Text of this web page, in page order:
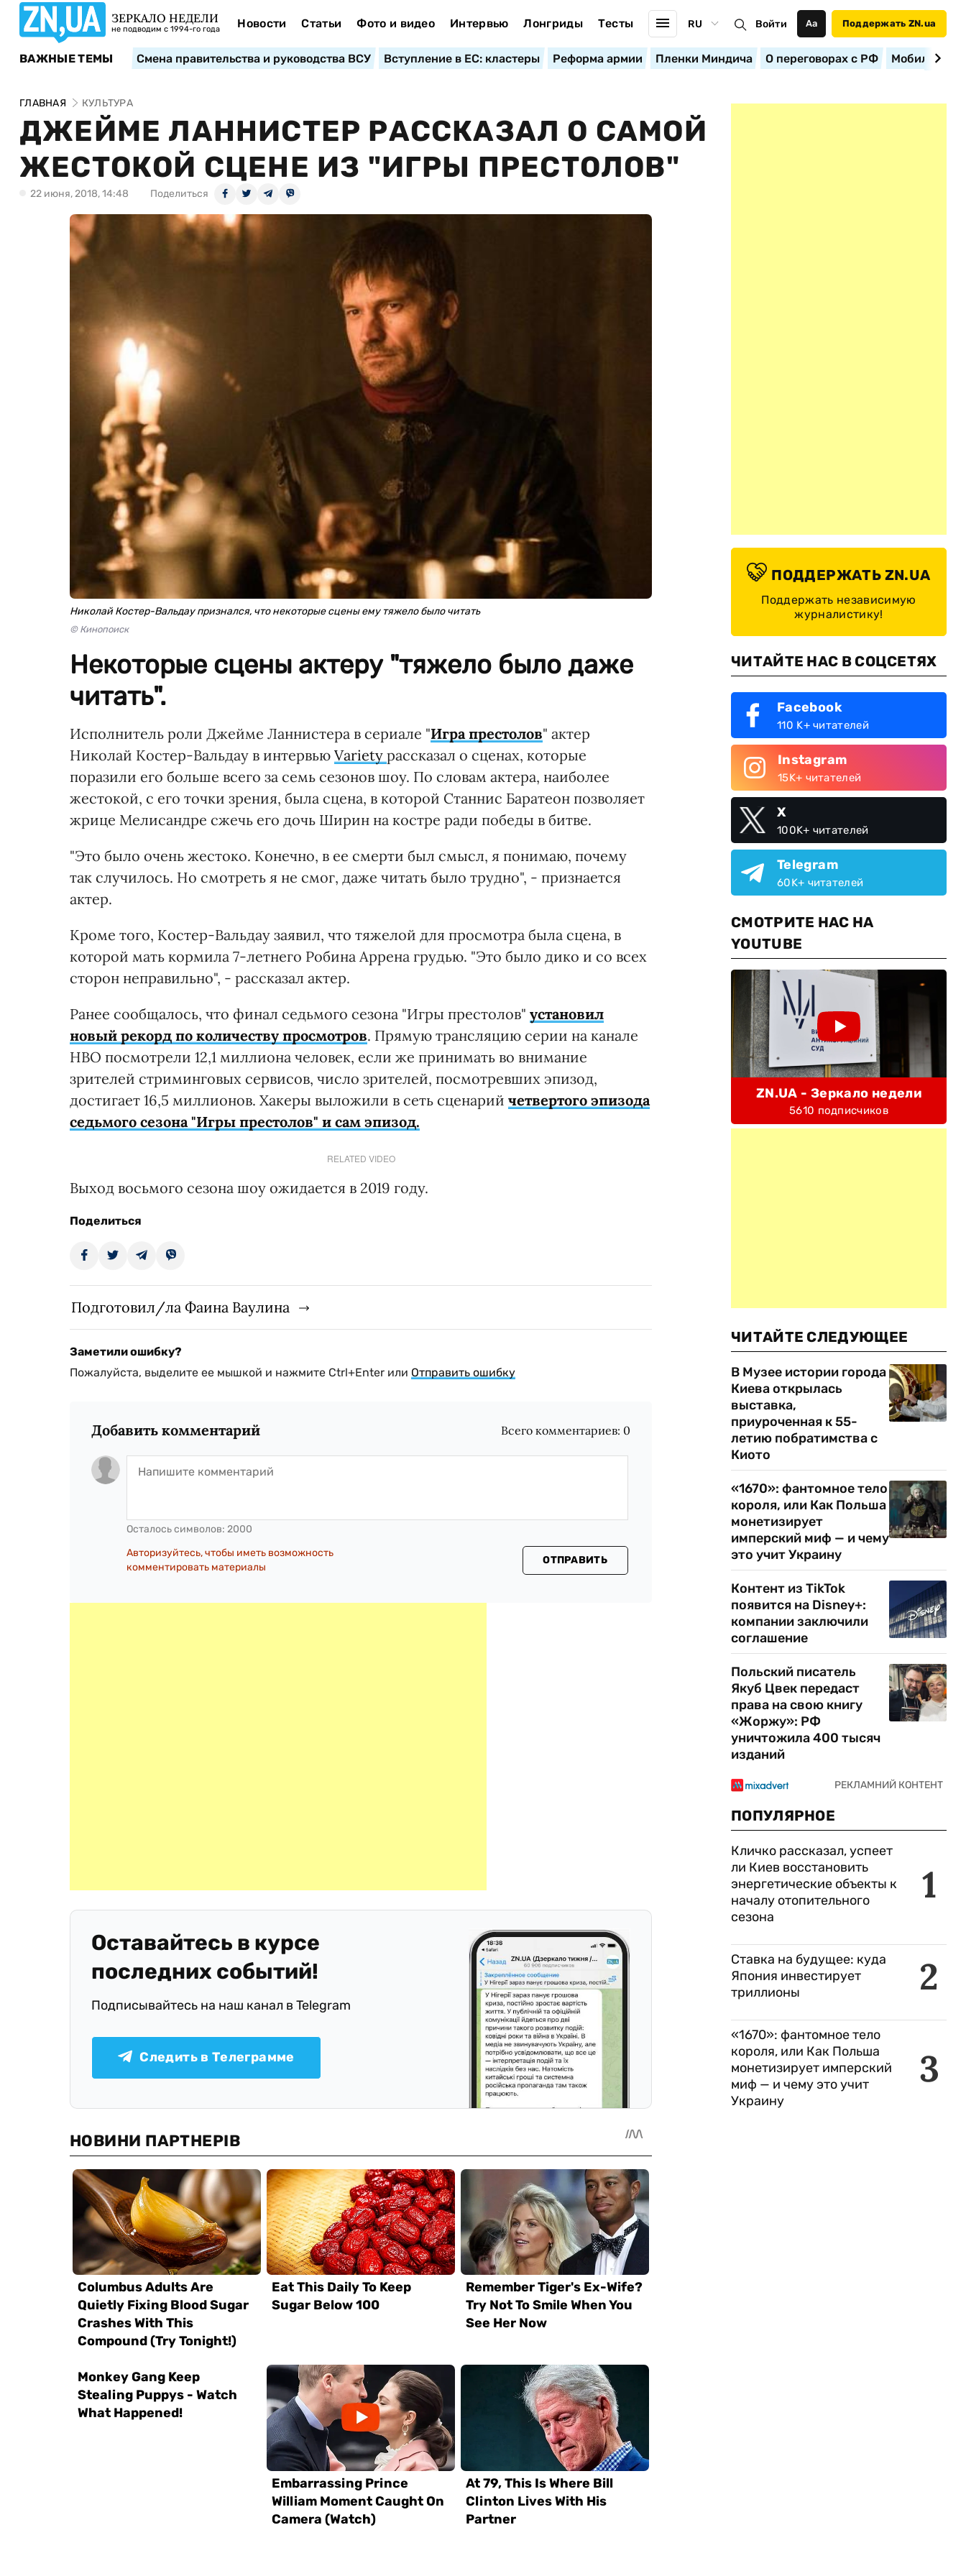
ЗЕРКАЛО НЕДЕЛИ
не подводим с 1994-го года Новости Статьи Фото и видео Интервью Лонгриды Тесты RU Войти Аа Поддержать ZN.ua
ВАЖНЫЕ ТЕМЫ Смена правительства и руководства ВСУ Вступление в ЕС: кластеры Реформа армии Пленки Миндича О переговорах с РФ
ГЛАВНАЯ КУЛЬТУРА
ДЖЕЙМЕ ЛАННИСТЕР РАССКАЗАЛ О САМОЙ
ЖЕСТОКОЙ СЦЕНЕ ИЗ "ИГРЫ ПРЕСТОЛОВ"
22 июня, 2018, 14:48 Поделиться
Николай Костер-Вальдау признался, что некоторые сцены ему тяжело было читать
© Кинопоиск
Некоторые сцены актеру "тяжело было даже
читать".
Исполнитель роли Джейме Ланнистера в сериале "Игра престолов" актер
Николай Костер-Вальдау в интервью Variety рассказал о сценах, которые
поразили его больше всего за семь сезонов шоу. По словам актера, наиболее
жестокой, с его точки зрения, была сцена, в которой Станнис Баратеон позволяет
жрице Мелисандре сжечь его дочь Ширин на костре ради победы в битве.
"Это было очень жестоко. Конечно, в ее смерти был смысл, я понимаю, почему
так случилось. Но смотреть я не смог, даже читать было трудно", - признается
актер.
Кроме того, Костер-Вальдау заявил, что тяжелой для просмотра была сцена, в
которой мать кормила 7-летнего Робина Аррена грудью. "Это было дико и со всех
сторон неправильно", - рассказал актер.
Ранее сообщалось, что финал седьмого сезона "Игры престолов" установил
новый рекорд по количеству просмотров. Прямую трансляцию серии на канале
НВО посмотрели 12,1 миллиона человек, если же принимать во внимание
зрителей стриминговых сервисов, число зрителей, посмотревших эпизод,
достигает 16,5 миллионов. Хакеры выложили в сеть сценарий четвертого эпизода
седьмого сезона "Игры престолов" и сам эпизод.
RELATED VIDEO
Выход восьмого сезона шоу ожидается в 2019 году.
Поделиться
Подготовил/ла Фаина Ваулина
Заметили ошибку?
Пожалуйста, выделите ее мышкой и нажмите Ctrl+Enter или Отправить ошибку
Добавить комментарий Всего комментариев: 0
Осталось символов: 2000
Авторизуйтесь, чтобы иметь возможность
комментировать материалы
ОТПРАВИТЬ
Оставайтесь в курсе
последних событий!
Подписывайтесь на наш канал в Telegram
Следить в Телеграмме
ПОДДЕРЖАТЬ ZN.UA
Поддержать независимую
журналистику!
ЧИТАЙТЕ НАС В СОЦСЕТЯХ
Facebook
110 K+ читателей
Instagram
15K+ читателей
X
100K+ читателей
Telegram
60K+ читателей
СМОТРИТЕ НАС НА
YOUTUBE
ZN.UA - Зеркало недели
5610 подписчиков
ЧИТАЙТЕ СЛЕДУЮЩЕЕ
В Музее истории города
Киева открылась
выставка,
приуроченная к 55-
летию побратимства с
Киото
«1670»: фантомное тело
короля, или Как Польша
монетизирует
имперский миф — и чему
это учит Украину
Контент из TikTok
появится на Disney+:
компании заключили
соглашение
Польский писатель
Якуб Цвек передаст
права на свою книгу
«Жоржу»: РФ
уничтожила 400 тысяч
изданий
ПОПУЛЯРНОЕ
1
Кличко рассказал, успеет
ли Киев восстановить
энергетические объекты к
началу отопительного
сезона
2
Ставка на будущее: куда
Япония инвестирует
триллионы
3
«1670»: фантомное тело
короля, или Как Польша
монетизирует имперский
миф — и чему это учит
Украину